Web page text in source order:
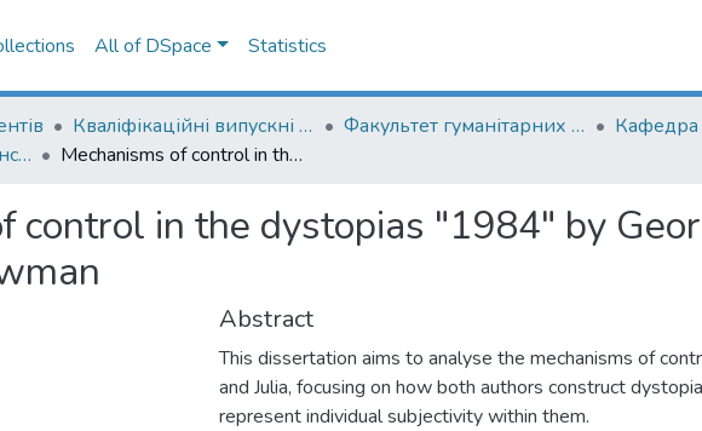
All of DSpace Statistics
Кваліфікаційні випускні роботи здобувачів вищої освіти бакалаврських програм Факультет гуманітарних наук
В11.01 Філологія(українська мова та література)
Mechanisms of control in the dystopias "1984" by George Orwell and "Julia" by Sandra Newman
control in the dystopias "1984" by
Abstract
This dissertation aims to analyse the mechanisms of
and Julia, focusing on how both authors construct
represent individual subjectivity within them.